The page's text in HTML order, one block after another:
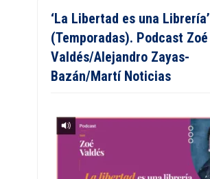
‘La Libertad es una Librería’
(Temporadas). Podcast Zoé
Valdés/Alejandro Zayas-
Bazán/Martí Noticias